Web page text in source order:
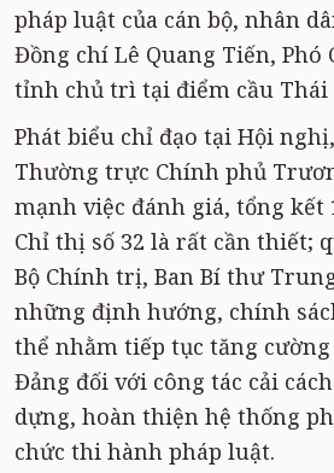
pháp luật của cán bộ, nhân
Đồng chí Lê Quang Tiến, Phó
tỉnh chủ trì tại điểm cầu Thái
Phát biểu chỉ đạo tại Hội
Thường trực Chính phủ
mạnh việc đánh giá, tổng kết
Chỉ thị số 32 là rất cần thiết;
Bộ Chính trị, Ban Bí thư
những định hướng, chính
thể nhằm tiếp tục tăng
Đảng đối với công tác cải
dựng, hoàn thiện hệ thống
chức thi hành pháp luật.